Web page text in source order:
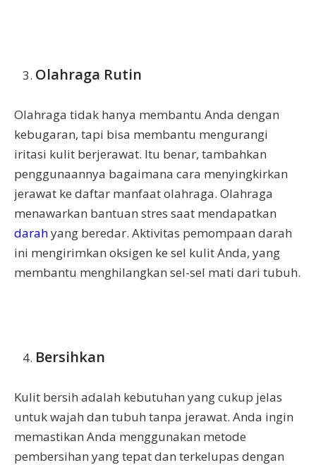
Olahraga Rutin
Olahraga tidak hanya membantu Anda dengan
kebugaran, tapi bisa membantu mengurangi
iritasi kulit berjerawat. Itu benar, tambahkan
penggunaannya bagaimana cara menyingkirkan
jerawat ke daftar manfaat olahraga. Olahraga
menawarkan bantuan stres saat mendapatkan
darahyang beredar. Aktivitas pemompaan darah
ini mengirimkan oksigen ke sel kulit Anda, yang
membantu menghilangkan sel-sel mati dari tubuh.
Bersihkan
Kulit bersih adalah kebutuhan yang cukup jelas
untuk wajah dan tubuh tanpa jerawat. Anda ingin
memastikan Anda menggunakan metode
pembersihan yang tepat dan terkelupas dengan